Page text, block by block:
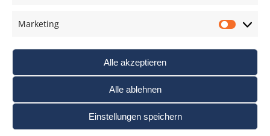
Marketing
Alle akzeptieren
Alle ablehnen
Einstellungen speichern